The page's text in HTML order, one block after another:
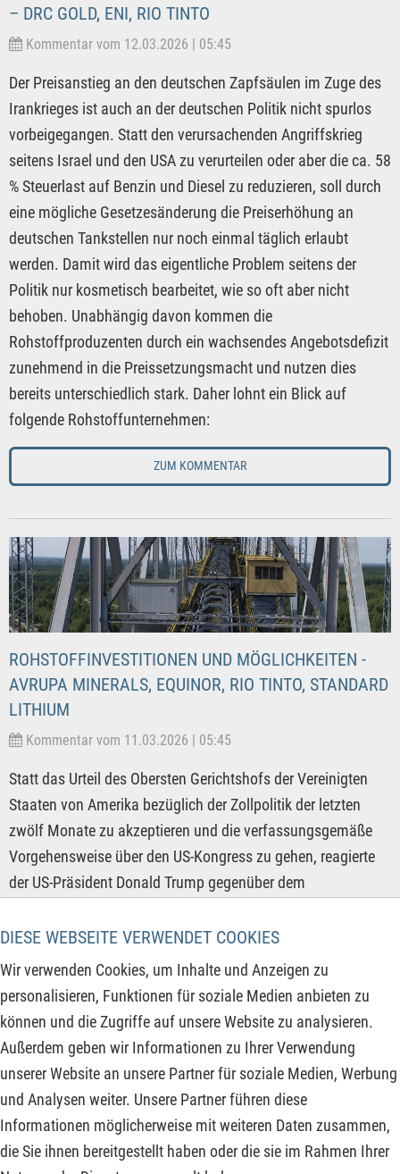
DIESE WEBSEITE VERWENDET COOKIES
Wir verwenden Cookies, um Inhalte und Anzeigen zu
personalisieren, Funktionen für soziale Medien anbieten zu
können und die Zugriffe auf unsere Website zu analysieren.
Außerdem geben wir Informationen zu Ihrer Verwendung
unserer Website an unsere Partner für soziale Medien, Werbung
und Analysen weiter. Unsere Partner führen diese
Informationen möglicherweise mit weiteren Daten zusammen,
die Sie ihnen bereitgestellt haben oder die sie im Rahmen Ihrer
– DRC GOLD, ENI, RIO TINTO
Kommentar vom 12.03.2026 | 05:45
Der Preisanstieg an den deutschen Zapfsäulen im Zuge des
Irankrieges ist auch an der deutschen Politik nicht spurlos
vorbeigegangen. Statt den verursachenden Angriffskrieg
seitens Israel und den USA zu verurteilen oder aber die ca. 58
% Steuerlast auf Benzin und Diesel zu reduzieren, soll durch
eine mögliche Gesetzesänderung die Preiserhöhung an
deutschen Tankstellen nur noch einmal täglich erlaubt
werden. Damit wird das eigentliche Problem seitens der
Politik nur kosmetisch bearbeitet, wie so oft aber nicht
behoben. Unabhängig davon kommen die
Rohstoffproduzenten durch ein wachsendes Angebotsdefizit
zunehmend in die Preissetzungsmacht und nutzen dies
bereits unterschiedlich stark. Daher lohnt ein Blick auf
folgende Rohstoffunternehmen:
ZUM KOMMENTAR
ROHSTOFFINVESTITIONEN UND MÖGLICHKEITEN -
AVRUPA MINERALS, EQUINOR, RIO TINTO, STANDARD
LITHIUM
Kommentar vom 11.03.2026 | 05:45
Statt das Urteil des Obersten Gerichtshofs der Vereinigten
Staaten von Amerika bezüglich der Zollpolitik der letzten
zwölf Monate zu akzeptieren und die verfassungsgemäße
Vorgehensweise über den US-Kongress zu gehen, reagierte
der US-Präsident Donald Trump gegenüber dem
die sechs Richter des Supreme Courts, welche gegen das von
ihm per Präsidialerlass eingeführte Zoll-Regime gestimmt
hatten, hart und beschädigte gleichzeitig den Grundpfeiler
der Gewaltenteilung in der ältesten Demokratie der Welt. Die
globale Flucht aus US-Staatsanleihen dürfte sich daher
weiter in Richtung Rohstoffe und Rohstoffaktien fortsetzen
und auch die folgenden Aktienkurse weiter befeuern!